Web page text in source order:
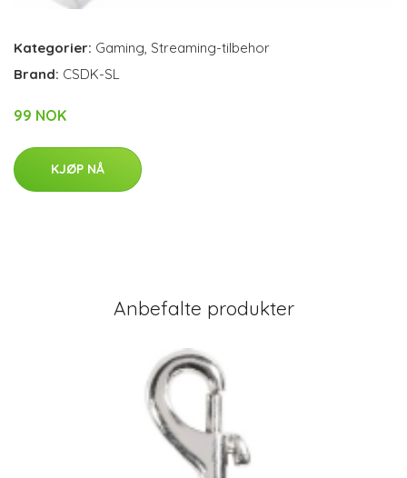
Kategorier: Gaming Streaming-tilbehor
Brand: CSDK-SL
99 NOK
KJØP NÅ
Anbefalte produkter